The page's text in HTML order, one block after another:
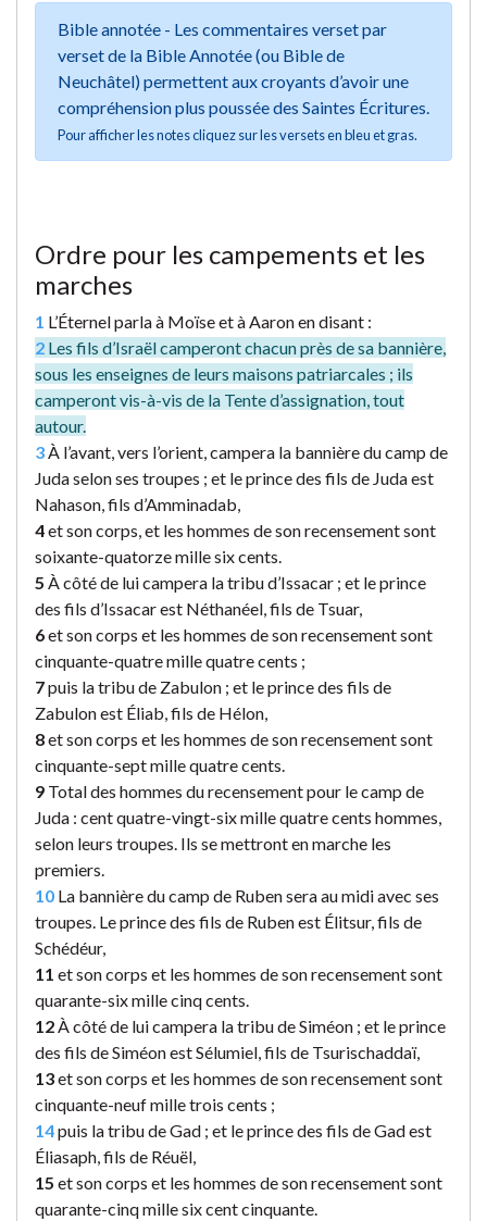
Bible annotée - Les commentaires verset par
verset de la Bible Annotée (ou Bible de
Neuchâtel) permettent aux croyants d’avoir une
compréhension plus poussée des Saintes Écritures.
Pour afficher les notes cliquez sur les versets en bleu et gras.
Ordre pour les campements et les
marches
1 L’Éternel parla à Moïse et à Aaron en disant :
2 Les fils d’Israël camperont chacun près de sa bannière,
sous les enseignes de leurs maisons patriarcales ; ils
camperont vis-à-vis de la Tente d’assignation, tout
autour.
3 À l’avant, vers l’orient, campera la bannière du camp de
Juda selon ses troupes ; et le prince des fils de Juda est
Nahason, fils d’Amminadab,
4et son corps, et les hommes de son recensement sont
soixante-quatorze mille six cents.
5 À côté de lui campera la tribu d’Issacar ; et le prince
des fils d’Issacar est Néthanéel, fils de Tsuar,
6et son corps et les hommes de son recensement sont
cinquante-quatre mille quatre cents ;
7puis la tribu de Zabulon ; et le prince des fils de
Zabulon est Éliab, fils de Hélon,
8et son corps et les hommes de son recensement sont
cinquante-sept mille quatre cents.
9 Total des hommes du recensement pour le camp de
Juda : cent quatre-vingt-six mille quatre cents hommes,
selon leurs troupes. Ils se mettront en marche les
premiers.
10 La bannière du camp de Ruben sera au midi avec ses
troupes. Le prince des fils de Ruben est Élitsur, fils de
Schédéur,
11 et son corps et les hommes de son recensement sont
quarante-six mille cinq cents.
12 À côté de lui campera la tribu de Siméon ; et le prince
des fils de Siméon est Sélumiel, fils de Tsurischaddaï,
13et son corps et les hommes de son recensement sont
cinquante-neuf mille trois cents ;
14puis la tribu de Gad ; et le prince des fils de Gad est
Éliasaph, fils de Réuël,
15 et son corps et les hommes de son recensement sont
quarante-cinq mille six cent cinquante.